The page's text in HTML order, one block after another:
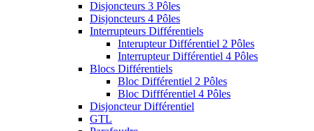
Disjoncteurs 3 Pôles
Disjoncteurs 4 Pôles
Interrupteurs Différentiels
Interupteur Différentiel 2 Pôles
Interrupteur Différentiel 4 Pôles
Blocs Différentiels
Bloc Différentiel 2 Pôles
Bloc Diffférentiel 4 Pôles
Disjoncteur Différentiel
GTL